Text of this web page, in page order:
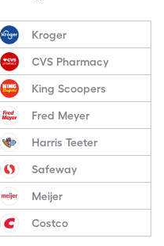
Kroger
CVS Pharmacy
King Scoopers
Fred Meyer
Harris Teeter
Safeway
Meijer
Costco